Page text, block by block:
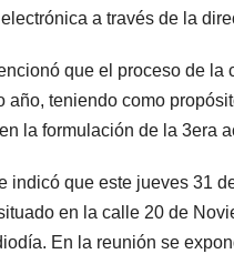
a través de la
que el proceso de
año, teniendo como
la formulación de la 3era
indicó que este jueves 31
en la calle 20 de
En la reunión se